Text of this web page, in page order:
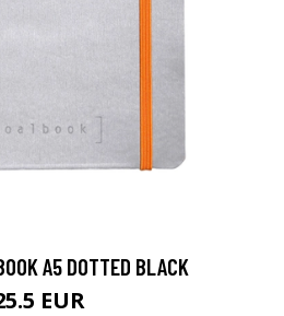
A5 DOTTED BLACK
EUR